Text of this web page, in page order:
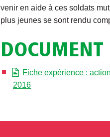
venir en aide à ces soldats
plus jeunes se sont rendu
DOCUMENT
Fiche expérience :
2016